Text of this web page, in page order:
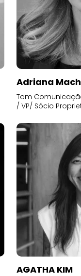
Adriana
Tom
/ VP/ Sócio
AGATHA KIM